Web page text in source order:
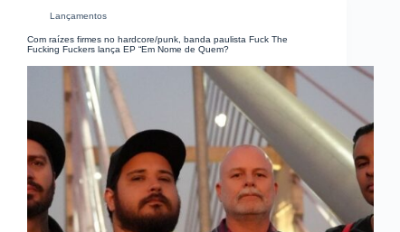
Lançamentos
Com raízes firmes no hardcore/punk, banda paulista Fuck The
Fucking Fuckers lança EP “Em Nome de Quem?